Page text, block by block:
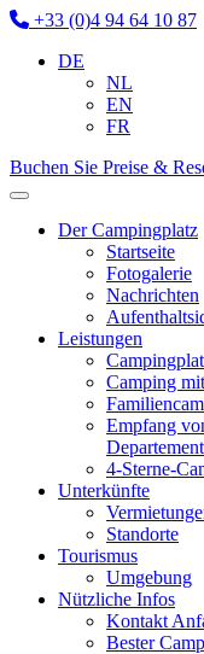
+33 (0)4 94 64 10 87
DE
NL
EN
FR
Buchen Sie Preise &
Der Campingplatz
Startseite
Fotogalerie
Nachrichten
Leistungen
Camping
Empfang
4-Sterne-
Unterkünfte
Standorte
Tourismus
Umgebung
Nützliche Infos
Kontakt
Bester